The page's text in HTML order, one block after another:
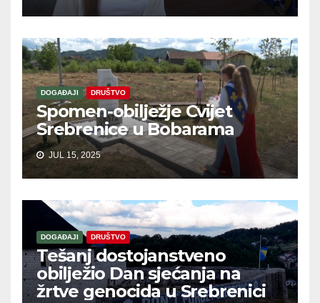
DOGAĐAJI DRUŠTVO
Spomen-obilježje Cvijet
Srebrenice u Bobarama
JUL 15, 2025
DOGAĐAJI DRUŠTVO
Tešanj dostojanstveno
obilježio Dan sjećanja na
žrtve genocida u Srebrenici